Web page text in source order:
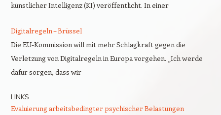
künstlicher Intelligenz (KI) veröffentlicht. In einer
Digitalregeln – Brüssel
Die EU-Kommission will mit mehr Schlagkraft gegen die
Verletzung von Digitalregeln in Europa vorgehen. „Ich werde
dafür sorgen, dass wir
LINKS
Evaluierung arbeitsbedingter psychischer Belastungen